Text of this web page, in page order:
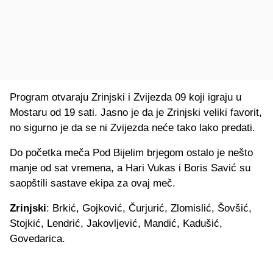
Program otvaraju Zrinjski i Zvijezda 09 koji igraju u
Mostaru od 19 sati. Jasno je da je Zrinjski veliki favorit,
no sigurno je da se ni Zvijezda neće tako lako predati.
Do početka meča Pod Bijelim brjegom ostalo je nešto
manje od sat vremena, a Hari Vukas i Boris Savić su
saopštili sastave ekipa za ovaj meč.
Zrinjski: Brkić, Gojković, Čurjurić, Zlomislić, Šovšić,
Stojkić, Lendrić, Jakovljević, Mandić, Kadušić,
Govedarica.